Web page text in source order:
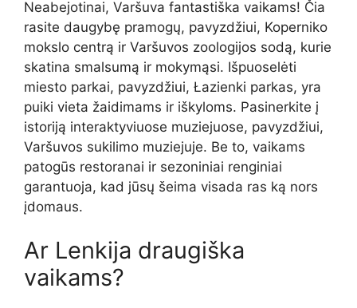
Neabejotinai, Varšuva fantastiška vaikams! Čia
rasite daugybę pramogų, pavyzdžiui, Koperniko
mokslo centrą ir Varšuvos zoologijos sodą, kurie
skatina smalsumą ir mokymąsi. Išpuoselėti
miesto parkai, pavyzdžiui, Łazienki parkas, yra
puiki vieta žaidimams ir iškyloms. Pasinerkite į
istoriją interaktyviuose muziejuose, pavyzdžiui,
Varšuvos sukilimo muziejuje. Be to, vaikams
patogūs restoranai ir sezoniniai renginiai
garantuoja, kad jūsų šeima visada ras ką nors
įdomaus.
Ar Lenkija draugiška
vaikams?